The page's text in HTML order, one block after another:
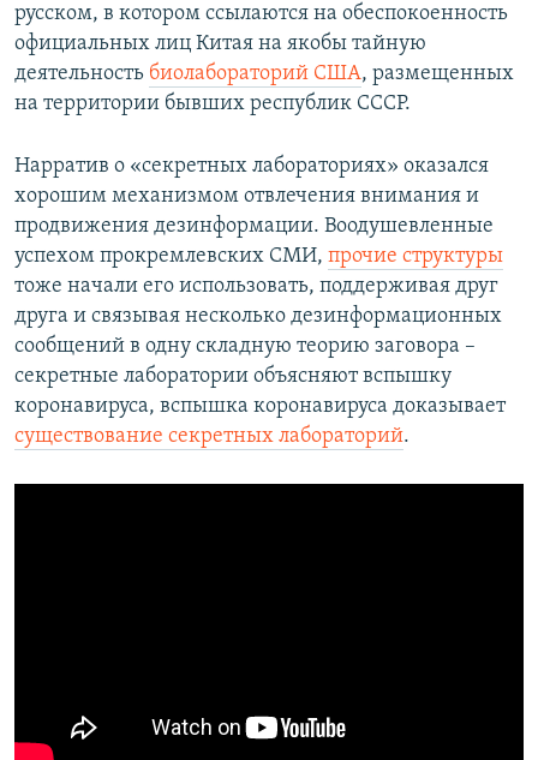
русском, в котором ссылаются на обеспокоенность
официальных лиц Китая на якобы тайную
деятельность биолабораторий США, размещенных
на территории бывших республик СССР.
Нарратив о «секретных лабораториях» оказался
хорошим механизмом отвлечения внимания и
продвижения дезинформации. Воодушевленные
успехом прокремлевских СМИ, прочие структуры
тоже начали его использовать, поддерживая друг
друга и связывая несколько дезинформационных
сообщений в одну складную теорию заговора –
секретные лаборатории объясняют вспышку
коронавируса, вспышка коронавируса доказывает
существование секретных лабораторий.